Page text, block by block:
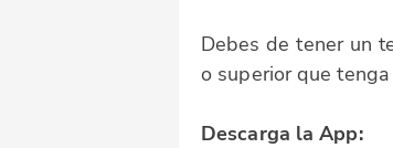
Debes de tener un
o superior que
Descarga la App: